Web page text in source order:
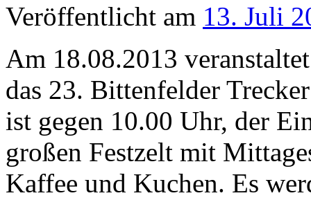
Veröffentlicht am 13. Juli
Am 18.08.2013
das 23. Bittenfelder
ist gegen 10.00 Uhr, der
großen Festzelt mit
Kaffee und Kuchen. Es